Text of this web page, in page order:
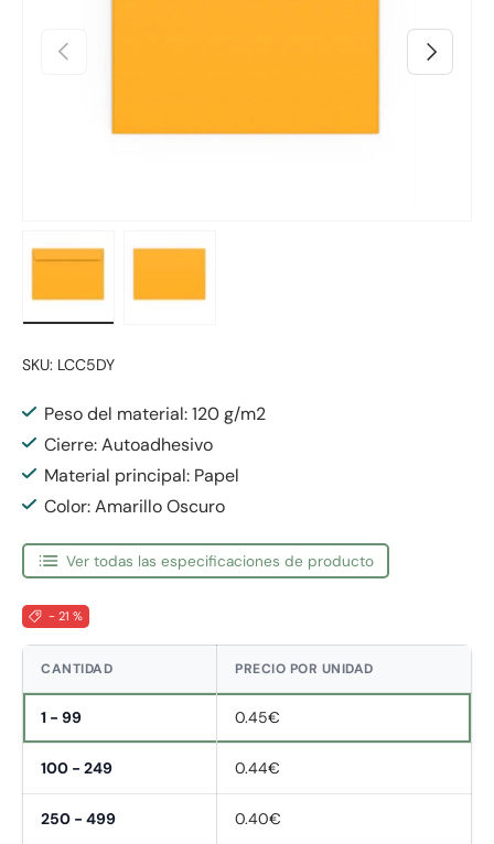
Anterior Siguiente
SKU: LCC5DY
Peso del material: 120 g/m2
Cierre: Autoadhesivo
Material principal: Papel
Color: Amarillo Oscuro
Ver todas las especificaciones de producto
- 21 %
CANTIDAD PRECIO POR UNIDAD
1 - 99 0.45€
100 - 249 0.44€
250 - 499 0.40€